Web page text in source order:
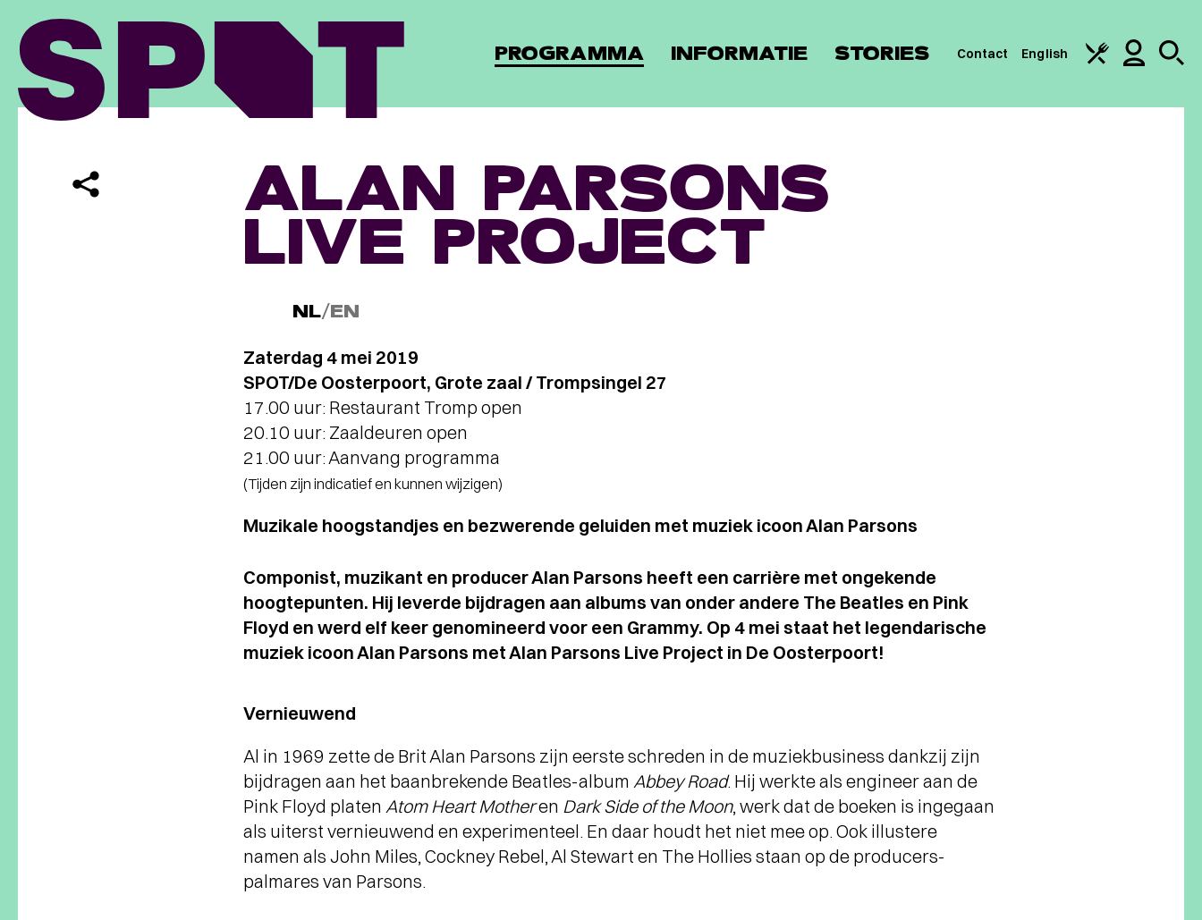
PROGRAMMA INFORMATIE STORIES Contact English
ALAN PARSONS
LIVE PROJECT
NL/EN
Zaterdag 4 mei 2019
SPOT/De Oosterpoort, Grote zaal / Trompsingel 27
17.00 uur: Restaurant Tromp open
20.10 uur: Zaaldeuren open
21.00 uur: Aanvang programma
(Tijden zijn indicatief en kunnen wijzigen)
Muzikale hoogstandjes en bezwerende geluiden met muziek icoon Alan Parsons
Componist, muzikant en producer Alan Parsons heeft een carrière met ongekende
hoogtepunten. Hij leverde bijdragen aan albums van onder andere The Beatles en Pink
Floyd en werd elf keer genomineerd voor een Grammy. Op 4 mei staat het legendarische
muziek icoon Alan Parsons met Alan Parsons Live Project in De Oosterpoort!
Vernieuwend
Al in 1969 zette de Brit Alan Parsons zijn eerste schreden in de muziekbusiness dankzij zijn
bijdragen aan het baanbrekende Beatles-album Abbey Road. Hij werkte als engineer aan de
Pink Floyd platen Atom Heart Motheren Dark Side of the Moon, werk dat de boeken is ingegaan
als uiterst vernieuwend en experimenteel. En daar houdt het niet mee op. Ook illustere
namen als John Miles, Cockney Rebel, Al Stewart en The Hollies staan op de producers-
palmares van Parsons.